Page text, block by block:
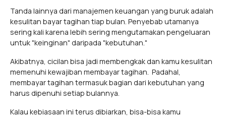
Tanda lainnya dari manajemen keuangan yang buruk adalah
kesulitan bayar tagihan tiap bulan. Penyebab utamanya
sering kali karena lebih sering mengutamakan pengeluaran
untuk "keinginan" daripada "kebutuhan."
Akibatnya, cicilan bisa jadi membengkak dan kamu kesulitan
memenuhi kewajiban membayar tagihan. Padahal,
membayar tagihan termasuk bagian dari kebutuhan yang
harus dipenuhi setiap bulannya.
Kalau kebiasaan ini terus dibiarkan, bisa-bisa kamu